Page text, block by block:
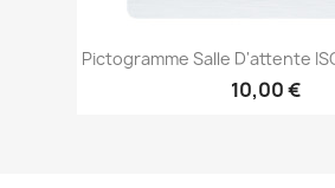
Pictogramme Salle D'attente
10,00 €